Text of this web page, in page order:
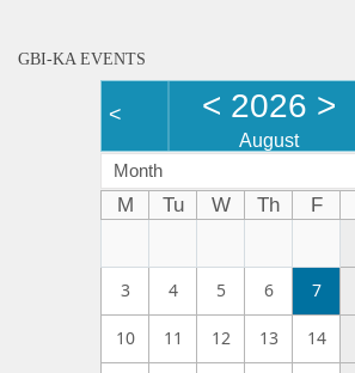
GBI-KA EVENTS
< < 2026 >
August
Month
M Tu W Th F
3 4 5 6 7
10 11 12 13 14